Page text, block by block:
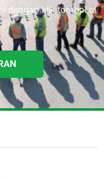
dengan klik tombol di